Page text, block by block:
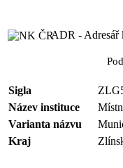
ADR - Adresář
Sigla
Název instituce
Varianta názvu
Kraj